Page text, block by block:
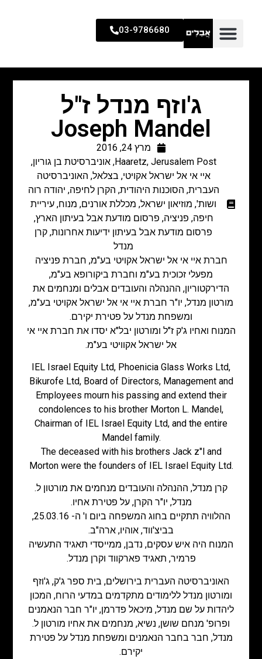
03-9786680
ג'וזף מנדל ז"ל
Joseph Mandel
מרץ 24, 2016
Haaretz, Jerusalem Post
,אוניברסיטת בן גוריון,
איי אי אל ישראל אקויטי, בצלאל, האוניברסיטה
העברית, הסוכנות היהודית, הקרן לחיפה, יהודה רוה
ושות', מוזיאון ישראל, מכללת אורנים, מנוח, עיריית
חיפה, פניציה, פרסום מודעת אבל בעיתון הארץ,
פרסום מודעת אבל בעיתון ידיעות אחרונות, קרן
מנדל
חברת איי אי אל ישראל אקויטי בע"מ, חברת פניציה
מפעלי זכוכית בע"מ וחברת ביקורופא בע"מ,
הדירקטוריון, ההנהלה והעובדים אבלים ומנחמים את
מורטון מנדל, יו"ר חברת איי אי אל ישראל אקויטי בע"מ,
ומשפחת מנדל על פטירת יקירם.
המנוח ואחיו ג'ק ז"ל ומורטון יבל"א יסדו את חברת איי אי
אל ישראל אקוויטי בע"מ.
IEL Israel Equity Ltd, Phoenicia Glass Works Ltd,
Bikurofe Ltd, Board of Directors, Management and
Employees mourn his passing and extend their
condolences to his brother Morton L. Mandel,
Chairman of IEL Israel Equity Ltd, and the entire
Mandel family.
The deceased with his brothers Jack z"l and
Morton were the founders of IEL Israel Equity Ltd.
קרן מנדל, ההנהלה והעובדים מנחמים את מורטון ל.
מנדל, יו"ר הקרן, על פטירת אחיו.
ההלוויה תתקיים בחוג המשפחה ביום ו' ה- 25.03.16,
בביצ'ווד, אוהיו, ארה"ב.
המנוח היה איש עסקים, נדבן, ממייסדי תאגיד התעשיה
פרמיר, תאגיד פארקווד וקרן מנדל.
האוניברסיטה העברית בירושלים, בית ספר ג'ק, ג'וזף
ומורטון מנדל ללימודים מתקדמים במדעי הרוח, המכון
ליהדות על שם מנדל, מיכאל פדרמן, יו"ר חבר הנאמנים
ופרופ' מנחם שושן, נשיא, מנחמים את אחיו מורטון ל.
מנדל, חבר בחבר הנאמנים ומשפחת מנדל על פטירת
יקירם.